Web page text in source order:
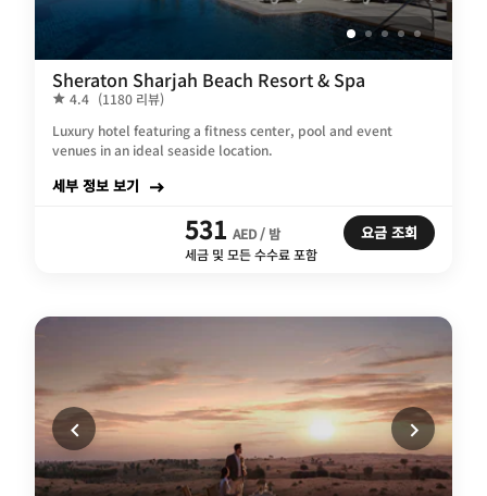
Sheraton Sharjah Beach Resort & Spa
4.4 (1180 리뷰)
Luxury hotel featuring a fitness center, pool and event
venues in an ideal seaside location.
세부 정보 보기
531 AED / 밤
세금 및 모든 수수료 포함
요금 조회